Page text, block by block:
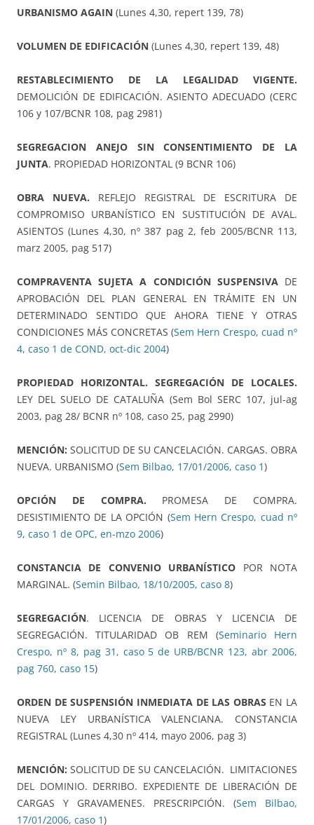
URBANISMO AGAIN (Lunes 4,30, repert 139, 78)
VOLUMEN DE EDIFICACIÓN (Lunes 4,30, repert 139, 48)
RESTABLECIMIENTO DE LA LEGALIDAD VIGENTE.
DEMOLICIÓN DE EDIFICACIÓN. ASIENTO ADECUADO (CERC
106 y 107/BCNR 108, pag 2981)
SEGREGACION ANEJO SIN CONSENTIMIENTO DE LA
JUNTA. PROPIEDAD HORIZONTAL (9 BCNR 106)
OBRA NUEVA. REFLEJO REGISTRAL DE ESCRITURA DE
COMPROMISO URBANÍSTICO EN SUSTITUCIÓN DE AVAL.
ASIENTOS (Lunes 4,30, nº 387 pag 2, feb 2005/BCNR 113,
marz 2005, pag 517)
COMPRAVENTA SUJETA A CONDICIÓN SUSPENSIVADE
APROBACIÓN DEL PLAN GENERAL EN TRÁMITE EN UN
DETERMINADO SENTIDO QUE AHORA TIENE Y OTRAS
CONDICIONES MÁS CONCRETAS (Sem Hern Crespo, cuad nº
4, caso 1 de COND, oct-dic 2004)
PROPIEDAD HORIZONTAL. SEGREGACIÓN DE LOCALES.
LEY DEL SUELO DE CATALUÑA (Sem Bol SERC 107, jul-ag
2003, pag 28/ BCNR nº 108, caso 25, pag 2990)
MENCIÓN: SOLICITUD DE SU CANCELACIÓN. CARGAS. OBRA
NUEVA. URBANISMO (Sem Bilbao, 17/01/2006, caso 1)
OPCIÓN DE COMPRA. PROMESA DE COMPRA.
DESISTIMIENTO DE LA OPCIÓN (Sem Hern Crespo, cuad nº
9, caso 1 de OPC, en-mzo 2006)
CONSTANCIA DE CONVENIO URBANÍSTICO POR NOTA
MARGINAL. (Semin Bilbao, 18/10/2005, caso 8)
SEGREGACIÓN. LICENCIA DE OBRAS Y LICENCIA DE
SEGREGACIÓN. TITULARIDAD OB REM (Seminario Hern
Crespo, nº 8, pag 31, caso 5 de URB/BCNR 123, abr 2006,
pag 760, caso 15)
ORDEN DE SUSPENSIÓN INMEDIATA DE LAS OBRAS EN LA
NUEVA LEY URBANÍSTICA VALENCIANA. CONSTANCIA
REGISTRAL (Lunes 4,30 nº 414, mayo 2006, pag 3)
MENCIÓN: SOLICITUD DE SU CANCELACIÓN. LIMITACIONES
DEL DOMINIO. DERRIBO. EXPEDIENTE DE LIBERACIÓN DE
CARGAS Y GRAVAMENES. PRESCRIPCIÓN. (Sem Bilbao,
17/01/2006, caso 1)